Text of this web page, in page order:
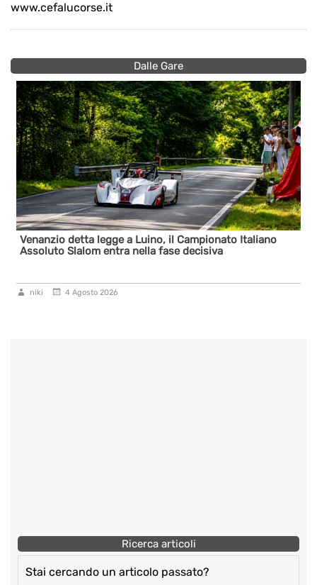
www.cefalucorse.it
Dalle Gare
Venanzio detta legge a Luino, il Campionato Italiano
Assoluto Slalom entra nella fase decisiva
niki 4 Agosto 2026
Ricerca articoli
Stai cercando un articolo passato?